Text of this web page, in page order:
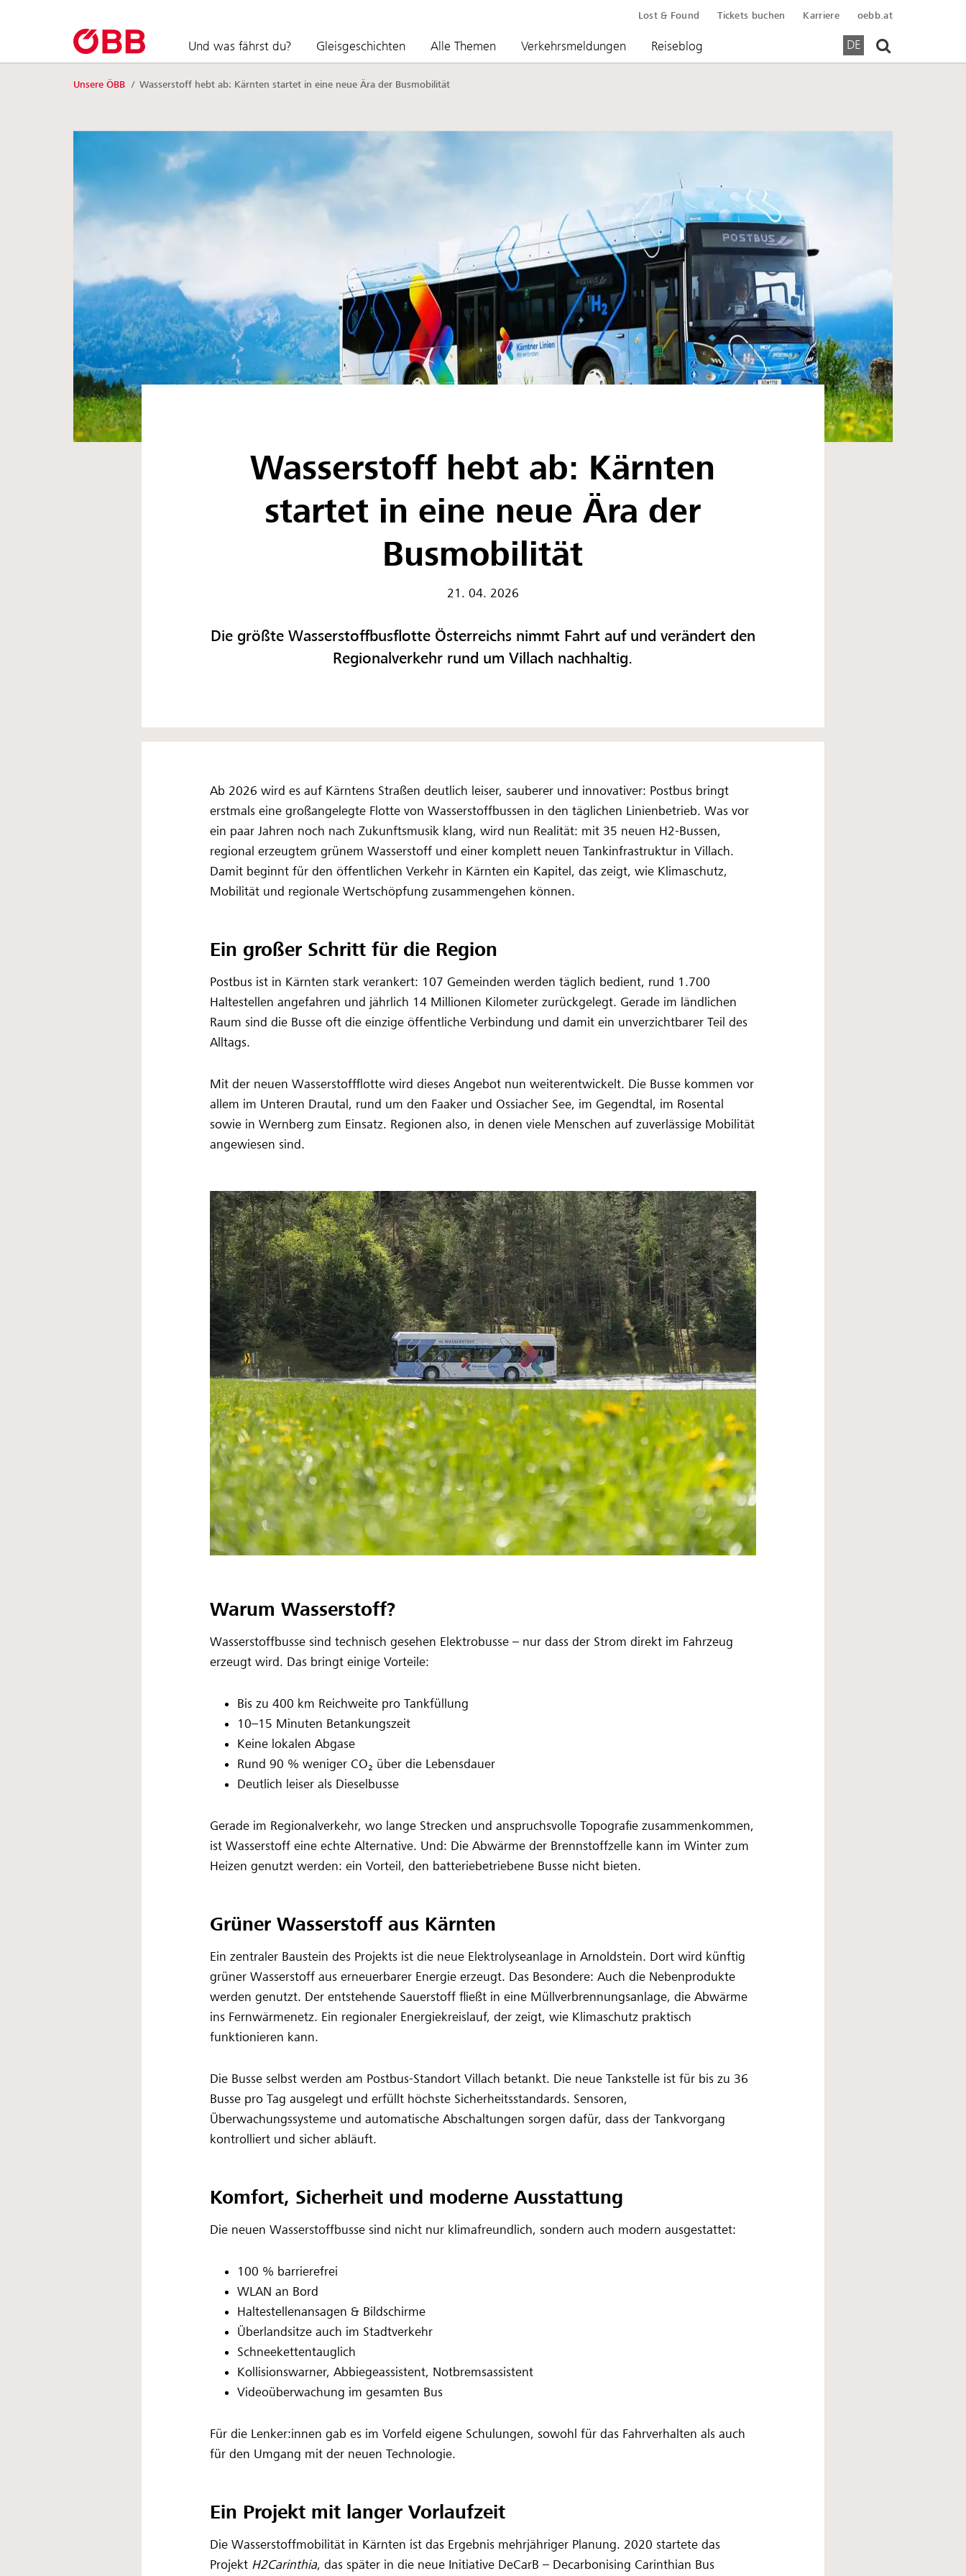
Lost & Found Tickets buchen Karriere oebb.at
DE
Und was fährst du? Gleisgeschichten Alle Themen Verkehrsmeldungen Reiseblog
Unsere ÖBB / Wasserstoff hebt ab: Kärnten startet in eine neue Ära der Busmobilität
Wasserstoff hebt ab: Kärnten
startet in eine neue Ära der
Busmobilität
21. 04. 2026
Die größte Wasserstoffbusflotte Österreichs nimmt Fahrt auf und verändert den
Regionalverkehr rund um Villach nachhaltig.
Ab 2026 wird es auf Kärntens Straßen deutlich leiser, sauberer und innovativer: Postbus bringt
erstmals eine großangelegte Flotte von Wasserstoffbussen in den täglichen Linienbetrieb. Was vor
ein paar Jahren noch nach Zukunftsmusik klang, wird nun Realität: mit 35 neuen H2‑Bussen,
regional erzeugtem grünem Wasserstoff und einer komplett neuen Tankinfrastruktur in Villach.
Damit beginnt für den öffentlichen Verkehr in Kärnten ein Kapitel, das zeigt, wie Klimaschutz,
Mobilität und regionale Wertschöpfung zusammengehen können.
Ein großer Schritt für die Region
Postbus ist in Kärnten stark verankert: 107 Gemeinden werden täglich bedient, rund 1.700
Haltestellen angefahren und jährlich 14 Millionen Kilometer zurückgelegt. Gerade im ländlichen
Raum sind die Busse oft die einzige öffentliche Verbindung und damit ein unverzichtbarer Teil des
Alltags.
Mit der neuen Wasserstoffflotte wird dieses Angebot nun weiterentwickelt. Die Busse kommen vor
allem im Unteren Drautal, rund um den Faaker und Ossiacher See, im Gegendtal, im Rosental
sowie in Wernberg zum Einsatz. Regionen also, in denen viele Menschen auf zuverlässige Mobilität
angewiesen sind.
Warum Wasserstoff?
Wasserstoffbusse sind technisch gesehen Elektrobusse – nur dass der Strom direkt im Fahrzeug
erzeugt wird. Das bringt einige Vorteile:
Bis zu 400 km Reichweite pro Tankfüllung
10–15 Minuten Betankungszeit
Keine lokalen Abgase
Rund 90 % weniger CO₂ über die Lebensdauer
Deutlich leiser als Dieselbusse
Gerade im Regionalverkehr, wo lange Strecken und anspruchsvolle Topografie zusammenkommen,
ist Wasserstoff eine echte Alternative. Und: Die Abwärme der Brennstoffzelle kann im Winter zum
Heizen genutzt werden: ein Vorteil, den batteriebetriebene Busse nicht bieten.
Grüner Wasserstoff aus Kärnten
Ein zentraler Baustein des Projekts ist die neue Elektrolyseanlage in Arnoldstein. Dort wird künftig
grüner Wasserstoff aus erneuerbarer Energie erzeugt. Das Besondere: Auch die Nebenprodukte
werden genutzt. Der entstehende Sauerstoff fließt in eine Müllverbrennungsanlage, die Abwärme
ins Fernwärmenetz. Ein regionaler Energiekreislauf, der zeigt, wie Klimaschutz praktisch
funktionieren kann.
Die Busse selbst werden am Postbus‑Standort Villach betankt. Die neue Tankstelle ist für bis zu 36
Busse pro Tag ausgelegt und erfüllt höchste Sicherheitsstandards. Sensoren,
Überwachungssysteme und automatische Abschaltungen sorgen dafür, dass der Tankvorgang
kontrolliert und sicher abläuft.
Komfort, Sicherheit und moderne Ausstattung
Die neuen Wasserstoffbusse sind nicht nur klimafreundlich, sondern auch modern ausgestattet:
100 % barrierefrei
WLAN an Bord
Haltestellenansagen & Bildschirme
Überlandsitze auch im Stadtverkehr
Schneekettentauglich
Kollisionswarner, Abbiegeassistent, Notbremsassistent
Videoüberwachung im gesamten Bus
Für die Lenker:innen gab es im Vorfeld eigene Schulungen, sowohl für das Fahrverhalten als auch
für den Umgang mit der neuen Technologie.
Ein Projekt mit langer Vorlaufzeit
Die Wasserstoffmobilität in Kärnten ist das Ergebnis mehrjähriger Planung. 2020 startete das
Projekt H2Carinthia, das später in die neue Initiative DeCarB – Decarbonising Carinthian Bus